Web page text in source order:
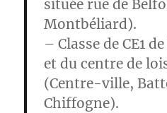
située rue de
Montbéliard).
– Classe de CE1
et du centre de
(Centre-ville,
Chiffogne).